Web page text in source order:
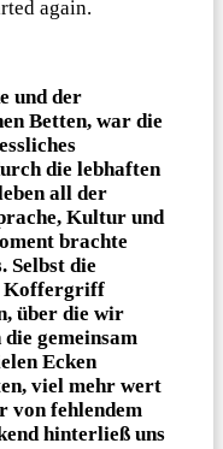
again.
und der
Betten, war die
die lebhaften
all der
Kultur und
brachte
Selbst die
Koffergriff
über die wir
gemeinsam
Ecken
viel mehr wert
von fehlendem
hinterließ uns